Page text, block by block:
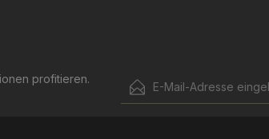
profitieren. E-Mail-Adresse*